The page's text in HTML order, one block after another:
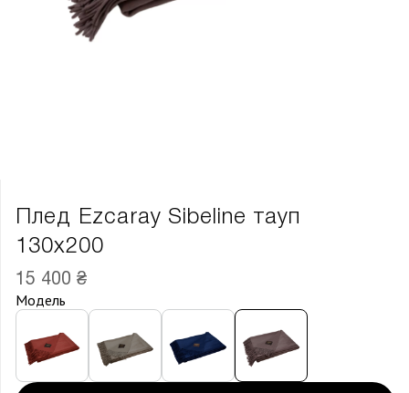
Плед Ezcaray Sibeline тауп
130х200
15 400 ₴
Модель